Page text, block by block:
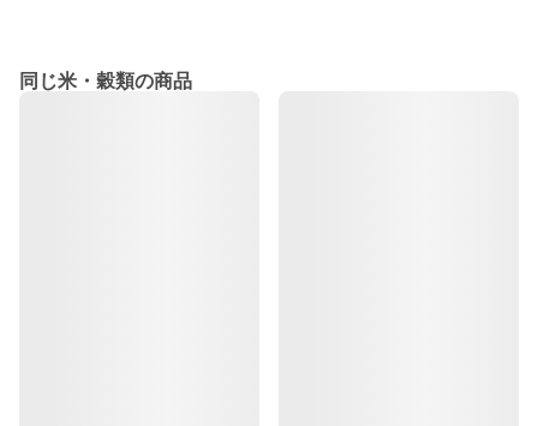
同じ米・穀類の商品